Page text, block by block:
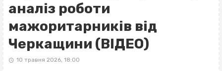
аналіз роботи
мажоритарників від
Черкащини (ВІДЕО)
10 травня 2026, 18:00